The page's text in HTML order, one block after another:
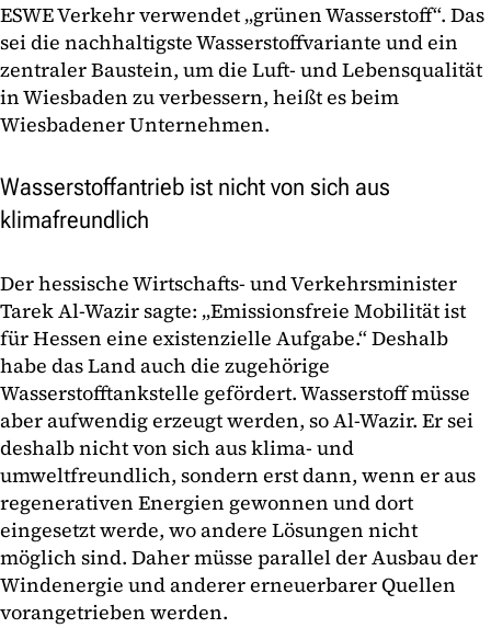
ESWE Verkehr verwendet „grünen Wasserstoff“. Das
sei die nachhaltigste Wasserstoffvariante und ein
zentraler Baustein, um die Luft- und Lebensqualität
in Wiesbaden zu verbessern, heißt es beim
Wiesbadener Unternehmen.
Wasserstoffantrieb ist nicht von sich aus
klimafreundlich
Der hessische Wirtschafts- und Verkehrsminister
Tarek Al-Wazir sagte: „Emissionsfreie Mobilität ist
für Hessen eine existenzielle Aufgabe.“ Deshalb
habe das Land auch die zugehörige
Wasserstofftankstelle gefördert. Wasserstoff müsse
aber aufwendig erzeugt werden, so Al-Wazir. Er sei
deshalb nicht von sich aus klima- und
umweltfreundlich, sondern erst dann, wenn er aus
regenerativen Energien gewonnen und dort
eingesetzt werde, wo andere Lösungen nicht
möglich sind. Daher müsse parallel der Ausbau der
Windenergie und anderer erneuerbarer Quellen
vorangetrieben werden.